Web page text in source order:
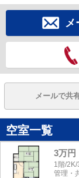
メ
メールで共
空室一覧
3万円
1階/2K/
管理・